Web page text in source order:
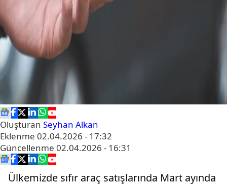
Oluşturan Seyhan Alkan
Eklenme 02.04.2026 - 17:32
Güncellenme 02.04.2026 - 16:31
Ülkemizde sıfır araç satışlarında Mart ayında